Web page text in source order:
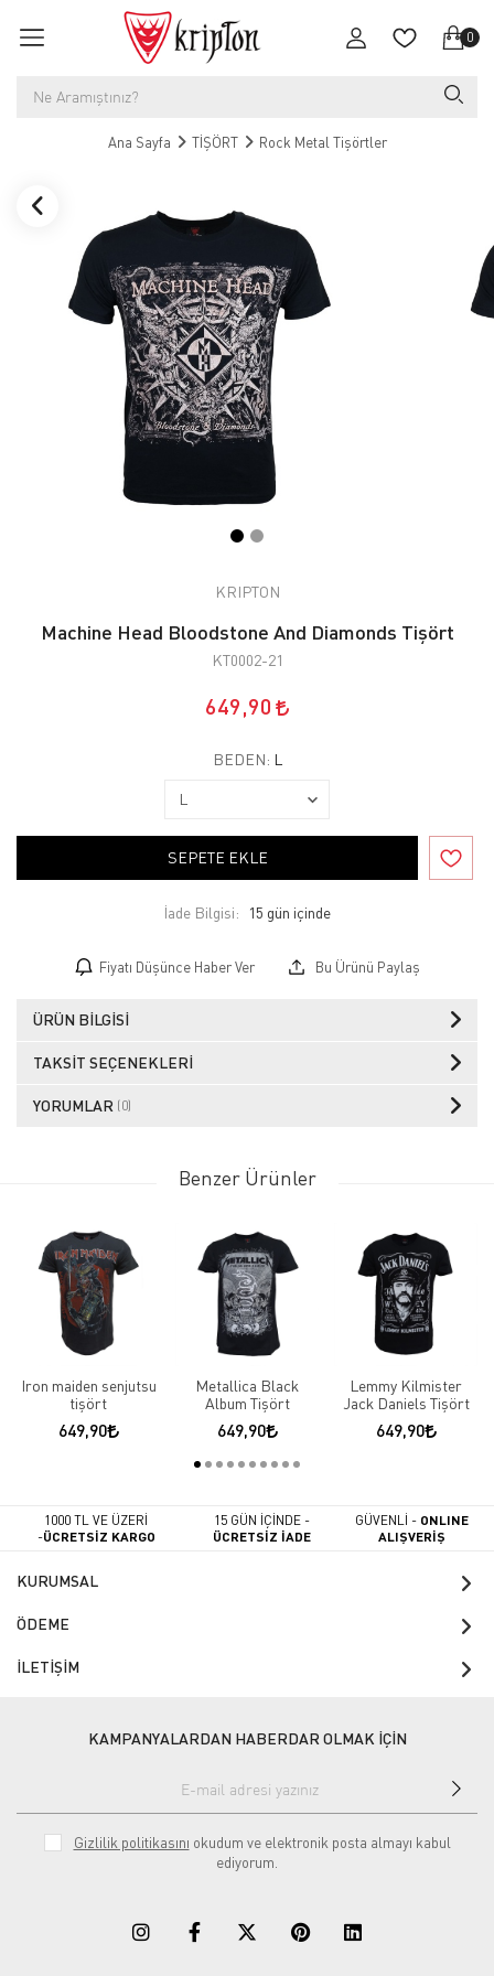
0
Ana Sayfa TİŞÖRT Rock Metal Tişörtler
KRIPTON
Machine Head Bloodstone And Diamonds Tişört
KT0002-21
649,90
BEDEN: L
SEPETE EKLE
İade Bilgisi:
Fiyatı Düşünce Haber Ver Bu Ürünü Paylaş
ÜRÜN BILGISI
TAKSIT SEÇENEKLERI
YORUMLAR (0)
Benzer Ürünler
Iron maiden senjutsu
tişört
649,90
Metallica Black
Album Tişört
649,90
Lemmy Kilmister
Jack Daniels Tişört
649,90
1000 TL VE ÜZERİ
-ÜCRETSİZ KARGO
15 GÜN İÇİNDE -
ÜCRETSİZ İADE
GÜVENLİ - ONLINE
ALIŞVERİŞ
KURUMSAL
ÖDEME
İLETİŞİM
KAMPANYALARDAN HABERDAR OLMAK İÇİN
Gizlilik politikasını okudum ve elektronik posta almayı kabul
ediyorum.